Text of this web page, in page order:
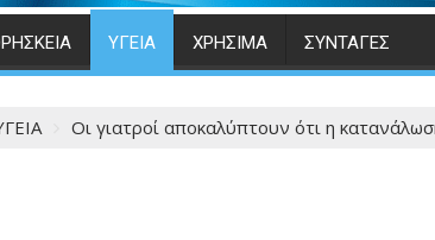
ΥΓΕΙΑ ΧΡΗΣΙΜΑ ΣΥΝΤΑΓΕΣ
Οι γιατροί αποκαλύπτουν ότι η